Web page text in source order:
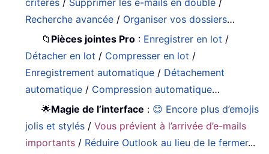
Recherche avancée / Organiser vos dossiers…
📁 Pièces jointes Pro : Enregistrer en lot /
Détacher en lot / Compresser en lot /
Enregistrement automatique / Détachement
automatique / Compression automatique…
🌟Magie de l’interface : 😊 Encore plus d’emojis
jolis et stylés /Vous prévient à l’arrivée d’e-mails
importants / Réduire Outlook au lieu de le fermer...